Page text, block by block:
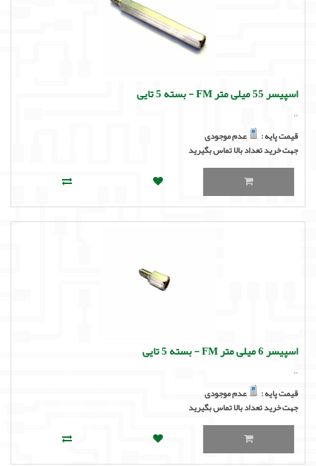
اسپیسر 55 میلی متر FM - بسته 5 تایی
..
قیمت پایه :
عدم موجودی
جهت خرید تعداد بالا تماس بگیرید
اسپیسر 6 میلی متر FM - بسته 5 تایی
..
قیمت پایه :
عدم موجودی
جهت خرید تعداد بالا تماس بگیرید